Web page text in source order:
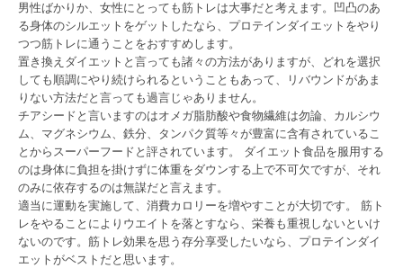
男性ばかりか、女性にとっても筋トレは大事だと考えます。凹凸のあ
る身体のシルエットをゲットしたなら、プロテインダイエットをやり
つつ筋トレに通うことをおすすめします。
置き換えダイエットと言っても諸々の方法がありますが、どれを選択
しても順調にやり続けられるということもあって、リバウンドがあま
りない方法だと言っても過言じゃありません。
チアシードと言いますのはオメガ脂肪酸や食物繊維は勿論、カルシウ
ム、マグネシウム、鉄分、タンパク質等々が豊富に含有されているこ
とからスーパーフードと評されています。 ダイエット食品を服用する
のは身体に負担を掛けずに体重をダウンする上で不可欠ですが、それ
のみに依存するのは無謀だと言えます。
適当に運動を実施して、消費カロリーを増やすことが大切です。 筋ト
レをやることによりウエイトを落とすなら、栄養も重視しないといけ
ないのです。筋トレ効果を思う存分享受したいなら、プロテインダイ
エットがベストだと思います。